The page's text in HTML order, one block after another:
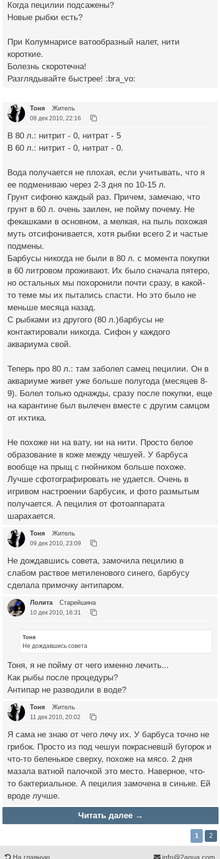
Когда пецилии подсажены?
Новые рыбки есть?
При Колумнарисе ватообразный налет, нити
короткие.
Болезнь скоротечна!
Разглядывайте быстрее! :bra_vo:
Тоня Житель
08 дек 2010, 22:16
В 80 л.: нитрит - 0, нитрат - 5
В 60 л.: нитрит - 0, нитрат - 0.
Вода получается не плохая, если учитывать, что я
ее подмениваю через 2-3 дня по 10-15 л.
Грунт сифоню каждый раз. Причем, замечаю, что
грунт в 60 л. очень заилен, не пойму почему. Не
фекашками в основном, а мелкая, на пыль похожая
муть отсифонивается, хотя рыбки всего 2 и частые
подмены.
Барбусы никогда не были в 80 л. с момента покупки
в 60 литровом проживают. Их было сначала пятеро,
но остальных мы похоронили почти сразу, в какой-
то теме мы их пытались спасти. Но это было не
меньше месяца назад.
С рыбками из другого (80 л.)барбусы не
контактировали никогда. Сифон у каждого
аквариума свой.
Теперь про 80 л.: там заболел самец пецилии. Он в
аквариуме живет уже больше полугода (месяцев 8-
9). Болел только однажды, сразу после покупки, еще
на карантине был вылечен вместе с другим самцом
от ихтика.
Не похоже ни на вату, ни на нити. Просто белое
образование в коже между чешуей. У барбуса
вообще на прыщ с гнойником больше похоже.
Лучше сфотографировать не удается. Очень в
игривом настроении барбусик, и фото размытым
получается. А пецилия от фотоаппарата
шарахается.
Тоня Житель
09 дек 2010, 23:09
Не дождавшись совета, замочила пецилию в
слабом раствое метиленового синего, барбусу
сделала примочку антипаром.
Лолита Старейшина
10 дек 2010, 16:31
Тоня
Не дождавшись совета
Тоня, я не пойму от чего именно лечить...
Как рыбы после процедуры?
Антипар не разводили в воде?
Тоня Житель
11 дек 2010, 20:02
Я сама не знаю от чего лечу их. У барбуса точно не
грибок. Просто из под чешуи покрасневшй бугорок и
что-то беленькое сверху, похоже на мясо. 2 дня
мазала ватной палочкой это место. Наверное, что-
то бактериальное. А пецилия замочена в синьке. Ей
вроде лучше.
Читать далее →
1 2
На главную info@2aqua.com